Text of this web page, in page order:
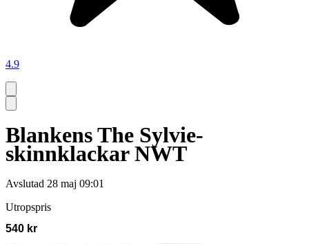
4.9
Blankens The Sylvie-
skinnklackar NWT
Avslutad 28 maj 09:01
Utropspris
540 kr